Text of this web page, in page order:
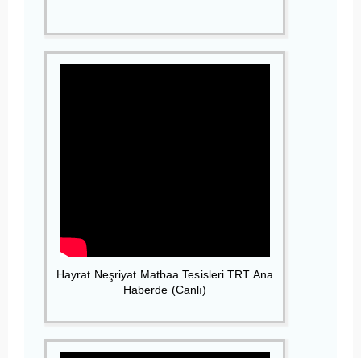
Hayrat Neşriyat Matbaa Tesisleri TRT Ana
Haberde (Canlı)